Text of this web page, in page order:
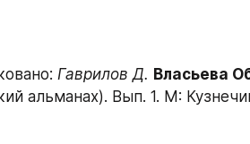
Гаврилов Д. Власьева
альманах). Вып. 1. М: